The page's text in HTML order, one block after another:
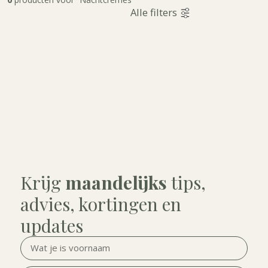
Alle filters
Krijg maandelijks tips,
advies, kortingen en
updates